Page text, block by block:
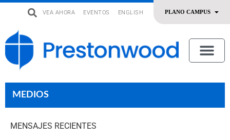
VEA AHORA EVENTOS ENGLISH
MEDIOS
MENSAJES RECIENTES